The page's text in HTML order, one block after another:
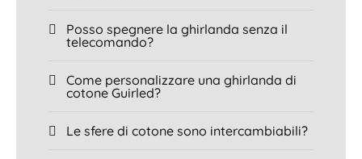
Posso spegnere la ghirlanda senza il
telecomando?
Come personalizzare una ghirlanda di
cotone Guirled?
Le sfere di cotone sono intercambiabili?